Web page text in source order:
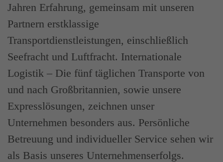
Jahren Erfahrung, gemeinsam mit unseren
Partnern erstklassige
Transportdienstleistungen, einschließlich
Seefracht und Luftfracht. Internationale
Logistik – Die fünf täglichen Transporte von
und nach Großbritannien, sowie unsere
Expresslösungen, zeichnen unser
Unternehmen besonders aus. Persönliche
Betreuung und individueller Service sehen wir
als Basis unseres Unternehmenserfolgs.